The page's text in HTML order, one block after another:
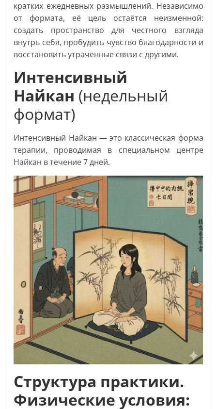
кратких ежедневных размышлений. Независимо
от формата, её цель остаётся неизменной:
создать пространство для честного взгляда
внутрь себя, пробудить чувство благодарности и
восстановить утраченные связи с другими.
Интенсивный
Найкан (недельный
формат)
Интенсивный Найкан — это классическая форма
терапии, проводимая в специальном центре
Найкан в течение 7 дней.
Структура практики.
Физические условия: